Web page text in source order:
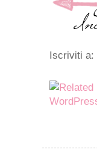
Iscriviti a: